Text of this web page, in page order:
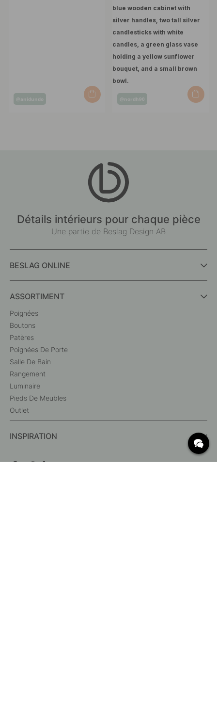
Post
@anidundo
Post
@nordh90
Détails intérieurs pour chaque pièce
Une partie de Beslag Design AB
BESLAG ONLINE
ASSORTIMENT
Poignées
Boutons
Patères
Poignées De Porte
Salle De Bain
Rangement
Luminaire
Pieds De Meubles
Outlet
INSPIRATION